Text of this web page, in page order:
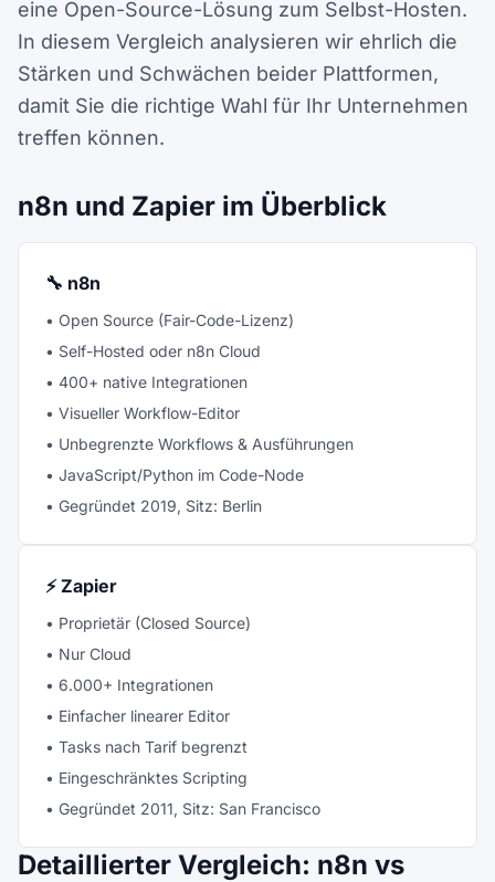
eine Open-Source-Lösung zum Selbst-Hosten.
In diesem Vergleich analysieren wir ehrlich die
Stärken und Schwächen beider Plattformen,
damit Sie die richtige Wahl für Ihr Unternehmen
treffen können.
n8n und Zapier im Überblick
🔧 n8n
• Open Source (Fair-Code-Lizenz)
• Self-Hosted oder n8n Cloud
• 400+ native Integrationen
• Visueller Workflow-Editor
• Unbegrenzte Workflows & Ausführungen
• JavaScript/Python im Code-Node
• Gegründet 2019, Sitz: Berlin
⚡ Zapier
• Proprietär (Closed Source)
• Nur Cloud
• 6.000+ Integrationen
• Einfacher linearer Editor
• Tasks nach Tarif begrenzt
• Eingeschränktes Scripting
• Gegründet 2011, Sitz: San Francisco
Detaillierter Vergleich: n8n vs